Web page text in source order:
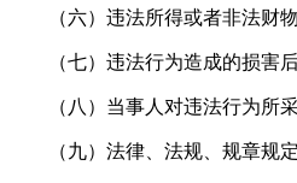
（六）违法所得或者非法财
（七）违法行为造成的损害
（八）当事人对违法行为所
（九）法律、法规、规章规